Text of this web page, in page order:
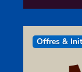
Offres &